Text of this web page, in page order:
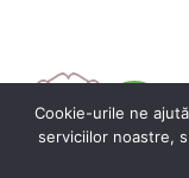
Cookie-urile ne
serviciilor noastre,